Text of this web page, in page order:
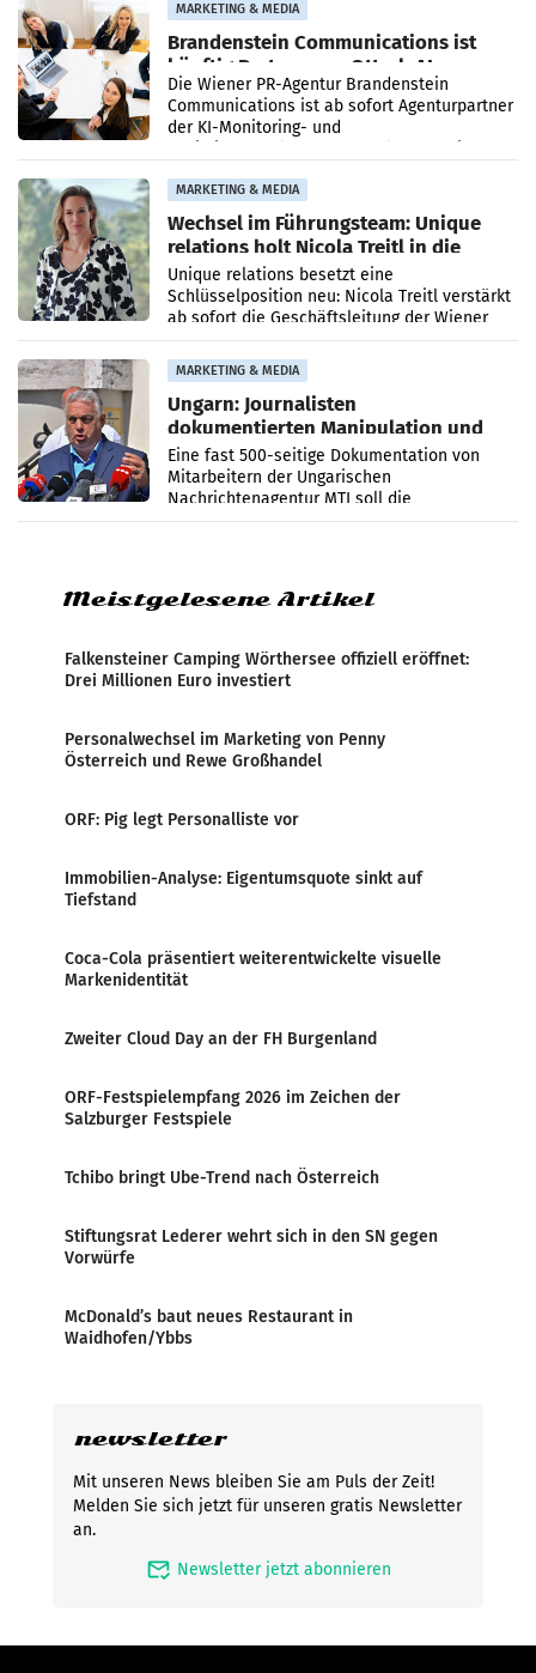
MARKETING & MEDIA
Brandenstein Communications ist
künftig Partner von OtterlyAI
Die Wiener PR-Agentur Brandenstein
Communications ist ab sofort Agenturpartner
der KI-Monitoring- und
MARKETING & MEDIA
Wechsel im Führungsteam: Unique
relations holt Nicola Treitl in die
Geschäftsleitung
Unique relations besetzt eine
Schlüsselposition neu: Nicola Treitl verstärkt
ab sofort die Geschäftsleitung der Wiener
PR-Agentur an der Seite von Josef Kalina und
Anna Kalina-Mahr.
MARKETING & MEDIA
Ungarn: Journalisten
dokumentierten Manipulation und
Zensur
Eine fast 500-seitige Dokumentation von
Mitarbeitern der Ungarischen
Nachrichtenagentur MTI soll die
systematische Nachrichten-Manipulation und
Meistgelesene Artikel
Falkensteiner Camping Wörthersee offiziell eröffnet:
Drei Millionen Euro investiert
Personalwechsel im Marketing von Penny
Österreich und Rewe Großhandel
ORF: Pig legt Personalliste vor
Immobilien-Analyse: Eigentumsquote sinkt auf
Tiefstand
Coca-Cola präsentiert weiterentwickelte visuelle
Markenidentität
Zweiter Cloud Day an der FH Burgenland
ORF-Festspielempfang 2026 im Zeichen der
Salzburger Festspiele
Tchibo bringt Ube-Trend nach Österreich
Stiftungsrat Lederer wehrt sich in den SN gegen
Vorwürfe
McDonald’s baut neues Restaurant in
Waidhofen/Ybbs
newsletter
Mit unseren News bleiben Sie am Puls der Zeit!
Melden Sie sich jetzt für unseren gratis Newsletter
an.
mark_email_read Newsletter jetzt abonnieren